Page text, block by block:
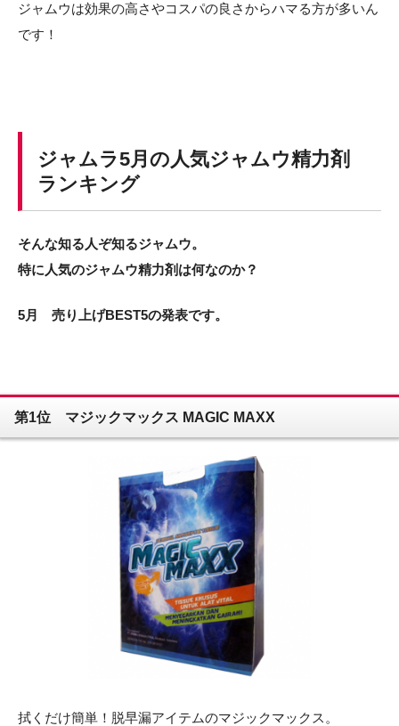
ジャムウは効果の高さやコスパの良さからハマる方が多いん
です！
ジャムラ5月の人気ジャムウ精力剤
ランキング
そんな知る人ぞ知るジャムウ。
特に人気のジャムウ精力剤は何なのか？
5月 売り上げBEST5の発表です。
第1位 マジックマックス MAGIC MAXX
拭くだけ簡単！脱早漏アイテムのマジックマックス。